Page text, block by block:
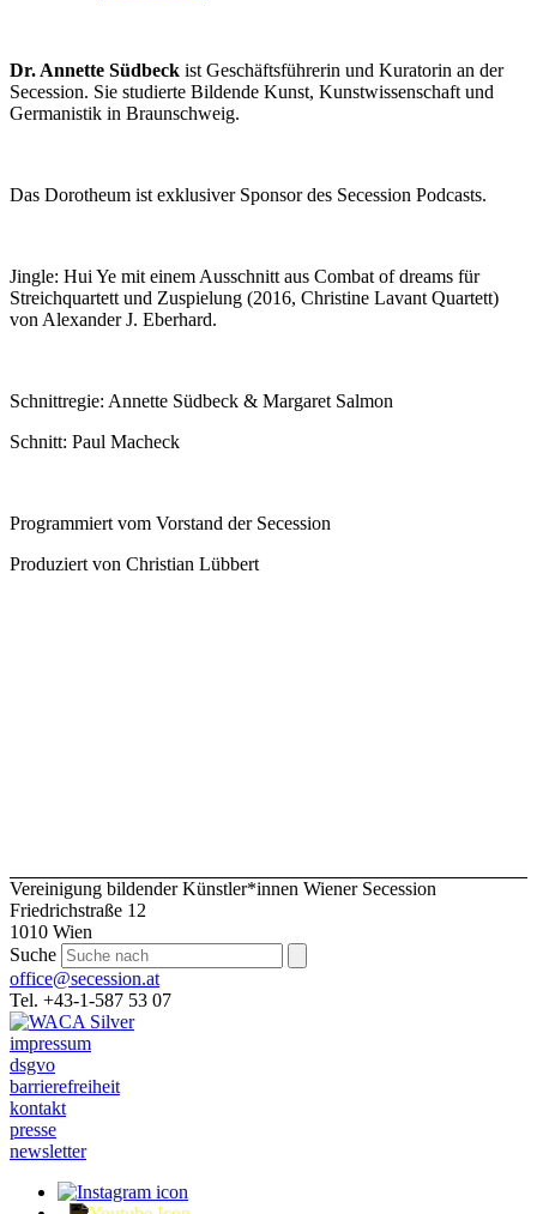
Dr. Annette Südbeck ist Geschäftsführerin und Kuratorin an der
Secession. Sie studierte Bildende Kunst, Kunstwissenschaft und
Germanistik in Braunschweig.
Das Dorotheum ist exklusiver Sponsor des Secession Podcasts.
Jingle: Hui Ye mit einem Ausschnitt aus Combat of dreams für
Streichquartett und Zuspielung (2016, Christine Lavant Quartett)
von Alexander J. Eberhard.
Schnittregie: Annette Südbeck & Margaret Salmon
Schnitt: Paul Macheck
Programmiert vom Vorstand der Secession
Produziert von Christian Lübbert
Vereinigung bildender Künstler*innen Wiener Secession
Friedrichstraße 12
1010 Wien
Suche
office@secession.at
Tel. +43-1-587 53 07
impressum
dsgvo
barrierefreiheit
kontakt
presse
newsletter